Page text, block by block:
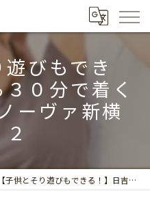
遊びもでき
０分で着く
ーヴァ新横
【子供とそり遊びもできる！】日吉から３０分で着くスキー場（スノーヴァ新横浜）２